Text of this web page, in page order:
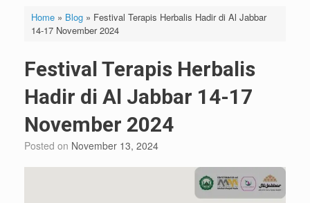
Home» Blog» Festival Terapis Herbalis Hadir di Al Jabbar
14-17 November 2024
Festival Terapis Herbalis
Hadir di Al Jabbar 14-17
November 2024
Posted on November 13, 2024